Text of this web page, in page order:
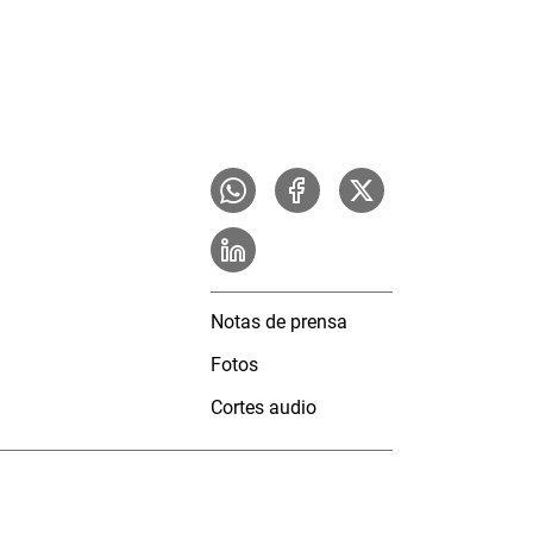
Notas de prensa
Fotos
Cortes audio